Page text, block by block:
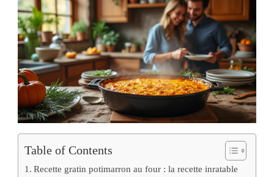
Table of Contents
Recette gratin potimarron au four : la recette inratable